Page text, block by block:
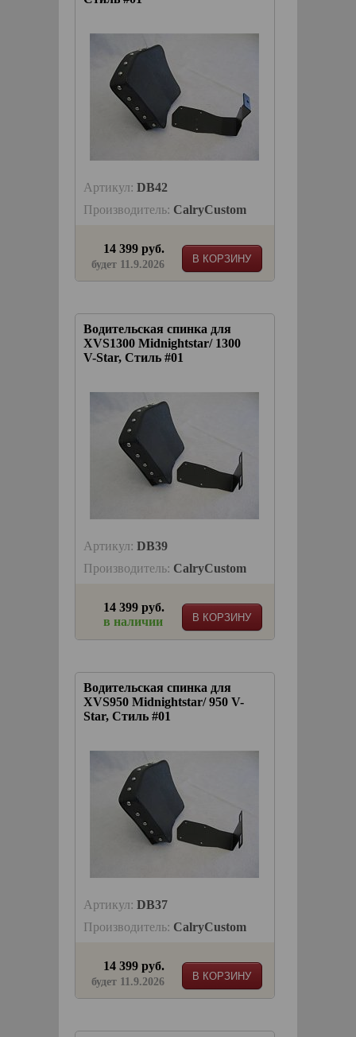
Артикул: DB42
Производитель: CalryCustom
В КОРЗИНУ
14 399 руб.
будет 11.9.2026
Водительская спинка для
XVS1300 Midnightstar/ 1300
V-Star, Стиль #01
Артикул: DB39
Производитель: CalryCustom
В КОРЗИНУ
14 399 руб.
в наличии
Водительская спинка для
XVS950 Midnightstar/ 950 V-
Star, Стиль #01
Артикул: DB37
Производитель: CalryCustom
В КОРЗИНУ
14 399 руб.
будет 11.9.2026